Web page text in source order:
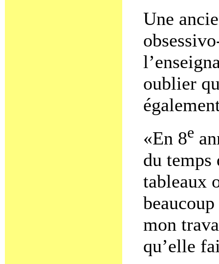
Une
oublier
«En 8e
du temps
tableaux
mon
qu’elle